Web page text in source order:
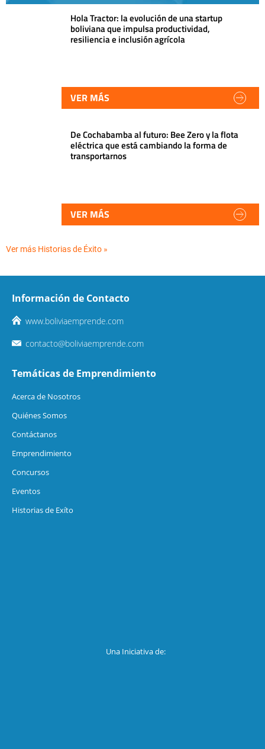
Hola Tractor: la evolución de una startup
boliviana que impulsa productividad,
resiliencia e inclusión agrícola
VER MÁS
De Cochabamba al futuro: Bee Zero y la flota
eléctrica que está cambiando la forma de
transportarnos
VER MÁS
Ver más Historias de Éxito »
Información de Contacto
www.boliviaemprende.com
contacto@boliviaemprende.com
Temáticas de Emprendimiento
Acerca de Nosotros
Quiénes Somos
Contáctanos
Emprendimiento
Concursos
Eventos
Historias de Exíto
Una Iniciativa de: